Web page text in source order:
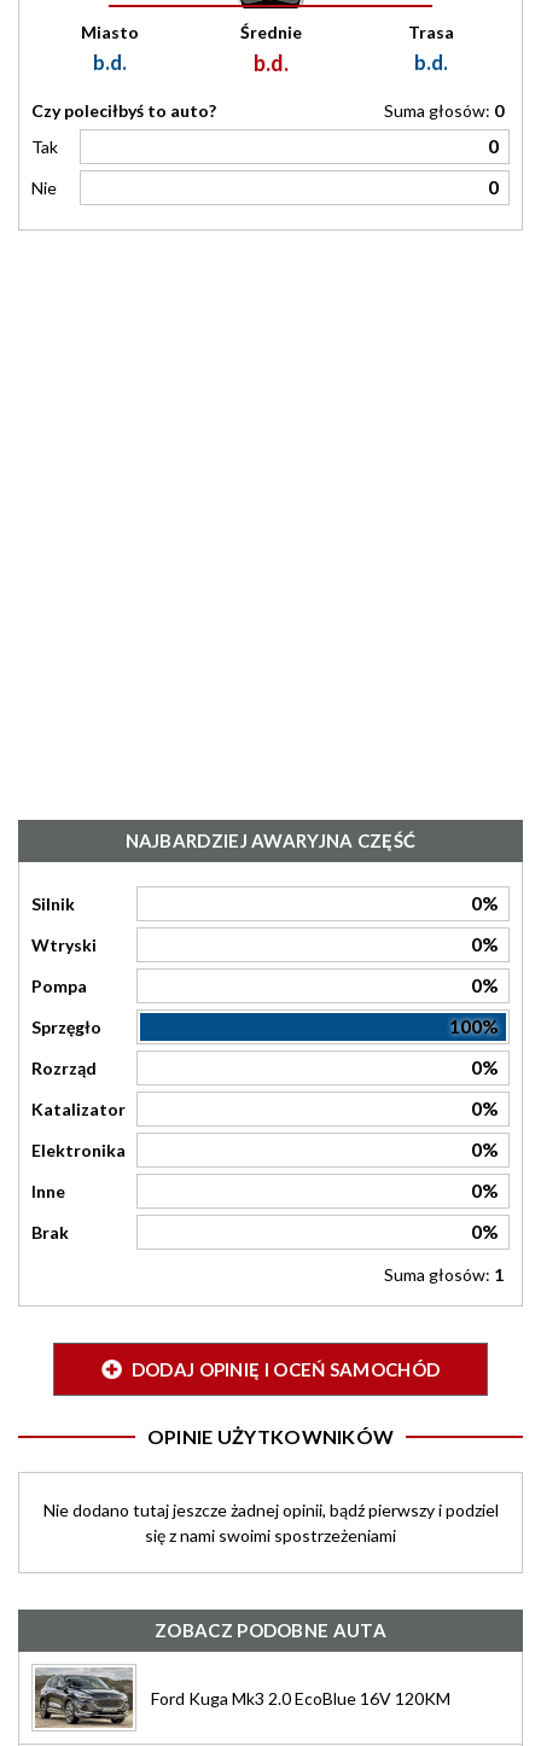
Miasto
b.d.
Średnie
b.d.
Trasa
b.d.
Czy poleciłbyś to auto? Suma głosów: 0
Tak
0
Nie 0
NAJBARDZIEJ AWARYJNA CZĘŚĆ
Silnik 0%
Wtryski 0%
Pompa 0%
Sprzęgło 100%
Rozrząd 0%
Katalizator 0%
Elektronika 0%
Inne 0%
Brak 0%
Suma głosów: 1
DODAJ OPINIĘ I OCEŃ SAMOCHÓD
OPINIE UŻYTKOWNIKÓW
Nie dodano tutaj jeszcze żadnej opinii, bądź pierwszy i podziel
się z nami swoimi spostrzeżeniami
ZOBACZ PODOBNE AUTA
Ford Kuga Mk3 2.0 EcoBlue 16V 120KM